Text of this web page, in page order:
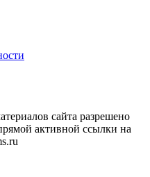
сайта разрешено
активной ссылки на